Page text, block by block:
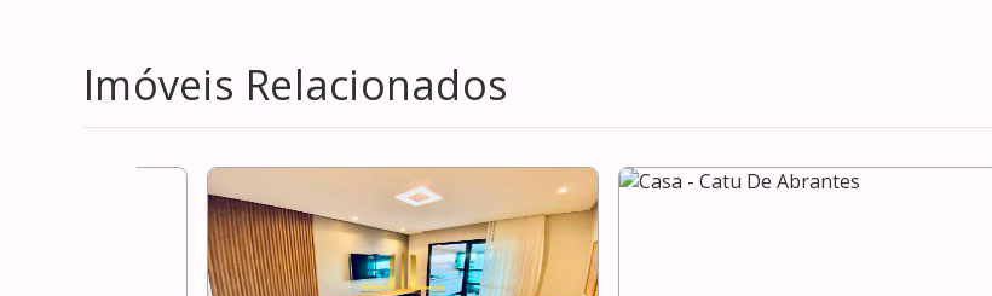
Imóveis Relacionados